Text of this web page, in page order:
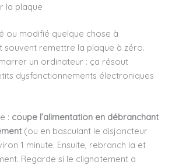
la plaque
ou modifié quelque chose à
souvent remettre la plaque à zéro.
un ordinateur : ça résout
dysfonctionnements électroniques
: coupe l’alimentation en débranchant
(ou en basculant le disjoncteur
1 minute. Ensuite, rebranch la et
Regarde si le clignotement a